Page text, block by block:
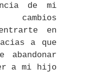
de mi
cambios
en
a que
a mi hijo